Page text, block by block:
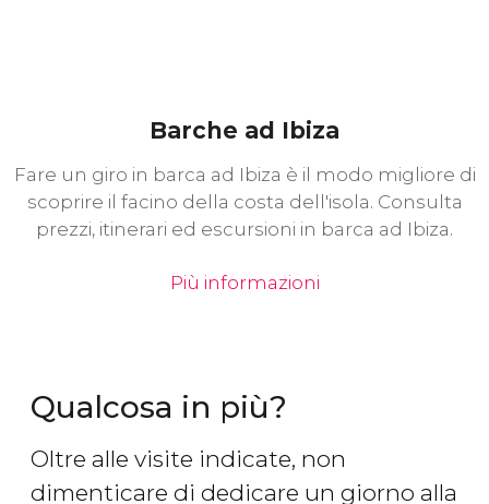
Barche ad Ibiza
Fare un giro in barca ad Ibiza è il modo migliore di
scoprire il facino della costa dell'isola. Consulta
prezzi, itinerari ed escursioni in barca ad Ibiza.
Più informazioni
Qualcosa in più?
Oltre alle visite indicate, non
dimenticare di dedicare un giorno alla